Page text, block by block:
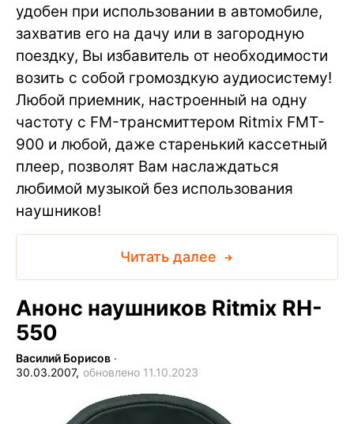
удобен при использовании в автомобиле,
захватив его на дачу или в загородную
поездку, Вы избавитель от необходимости
возить с собой громоздкую аудиосистему!
Любой приемник, настроенный на одну
частоту с FM-трансмиттером Ritmix FMT-
900 и любой, даже старенький кассетный
плеер, позволят Вам наслаждаться
любимой музыкой без использования
наушников!
Читать далее
Анонс наушников Ritmix RH-
550
Василий Борисов ∙
30.03.2007, обновлено 11.10.2023